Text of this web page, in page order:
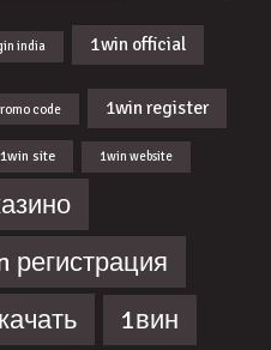
india 1win official
code 1win register
1win site 1win website
регистрация
1вин